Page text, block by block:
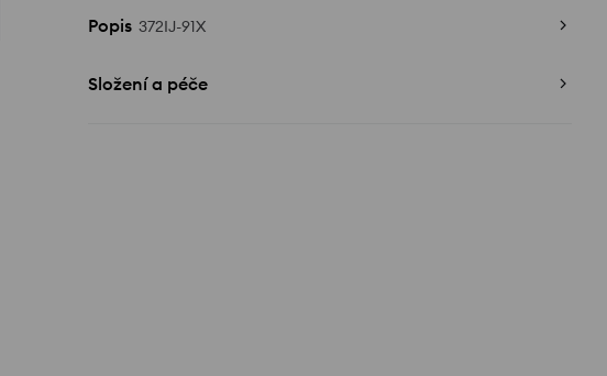
Popis 372IJ-91X
Složení a péče